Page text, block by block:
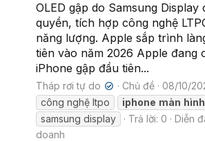
OLED gập do Samsung
quyền, tích hợp công nghệ
năng lượng. Apple sắp trình
tiên vào năm 2026 Apple đang
iPhone gập đầu tiên...
Tháp rơi tự do ✔ Chủ đề 08/10/
công nghệ ltpo
iphone màn hình
samsung display
Trả lời: 0 Diễn
doanh